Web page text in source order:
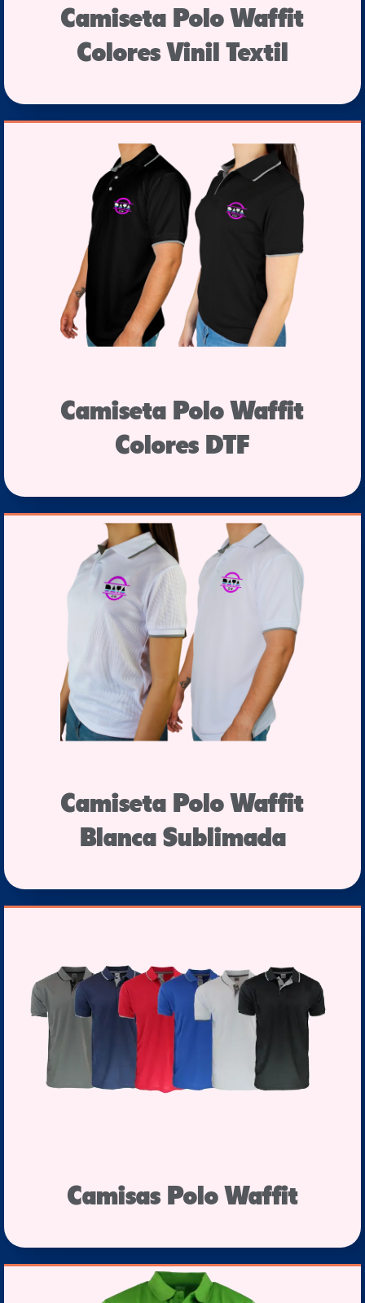
Camiseta Polo Waffit
Colores Vinil Textil
Camiseta Polo Waffit
Colores DTF
Camiseta Polo Waffit
Blanca Sublimada
Camisas Polo Waffit